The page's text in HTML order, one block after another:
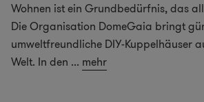
Wohnen ist ein Grundbedürfnis, das
Die Organisation DomeGaia bringt
umweltfreundliche DIY-Kuppelhäuser
Welt. In den ... mehr